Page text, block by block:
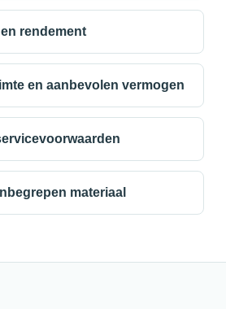
rendement
en aanbevolen vermogen
materiaal